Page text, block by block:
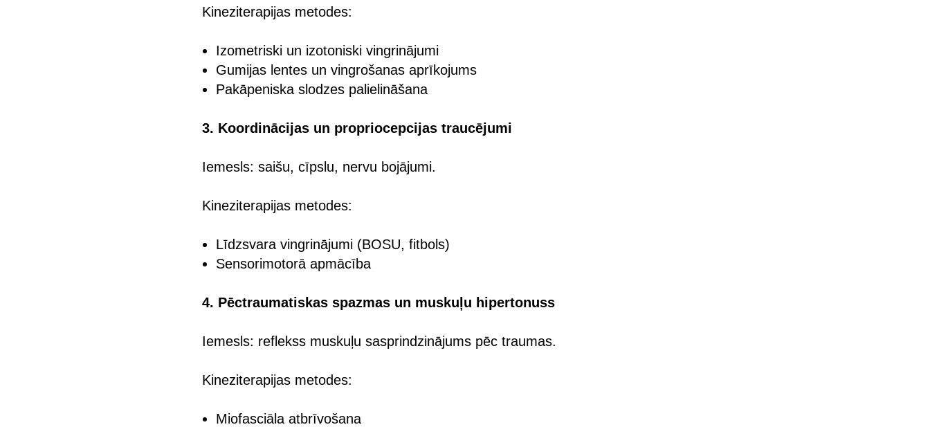
Kineziterapijas metodes:
Izometriski un izotoniski vingrinājumi
Gumijas lentes un vingrošanas aprīkojums
Pakāpeniska slodzes palielināšana
3. Koordinācijas un propriocepcijas traucējumi
Iemesls: saišu, cīpslu, nervu bojājumi.
Kineziterapijas metodes:
Līdzsvara vingrinājumi (BOSU, fitbols)
Sensorimotorā apmācība
4. Pēctraumatiskas spazmas un muskuļu hipertonuss
Iemesls: reflekss muskuļu sasprindzinājums pēc traumas.
Kineziterapijas metodes:
Miofasciāla atbrīvošana